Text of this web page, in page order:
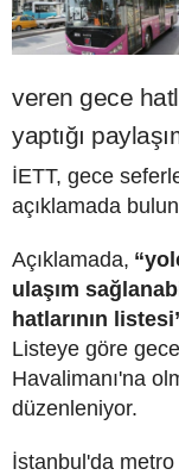
veren gece
yaptığı
İETT, gece
açıklamada
Açıklamada,
ulaşım
hatlarının
Listeye göre
Havalimanı'na
düzenleniyor.
İstanbul'da